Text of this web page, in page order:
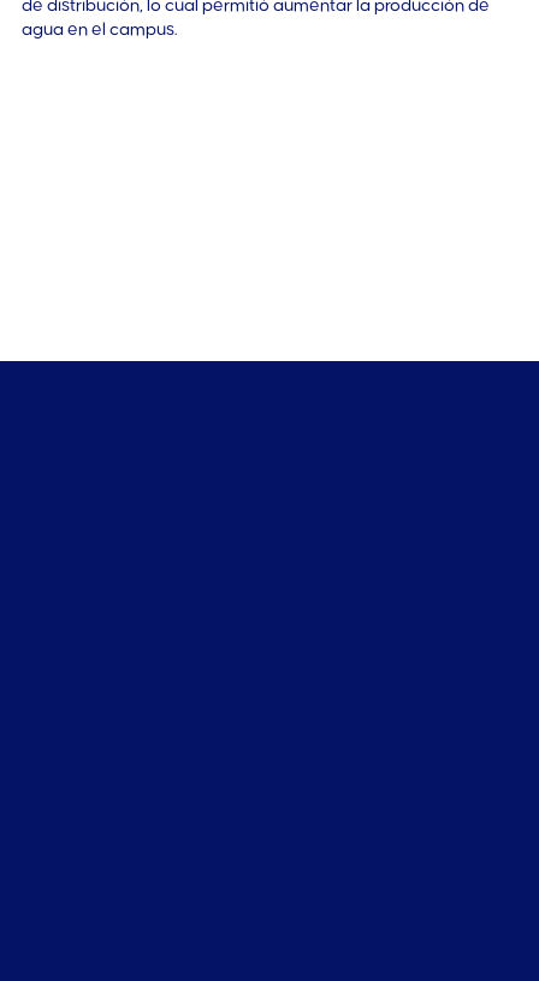
de distribución, lo cual permitió aumentar la producción de
agua en el campus.